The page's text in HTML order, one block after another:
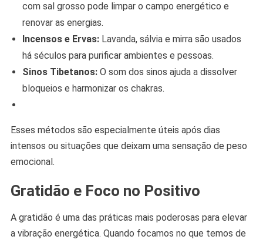
com sal grosso pode limpar o campo energético e
renovar as energias.
Incensos e Ervas:Lavanda, sálvia e mirra são usados
há séculos para purificar ambientes e pessoas.
Sinos Tibetanos:O som dos sinos ajuda a dissolver
bloqueios e harmonizar os chakras.
Esses métodos são especialmente úteis após dias
intensos ou situações que deixam uma sensação de peso
emocional.
Gratidão e Foco no Positivo
A gratidão é uma das práticas mais poderosas para elevar
a vibração energética. Quando focamos no que temos de